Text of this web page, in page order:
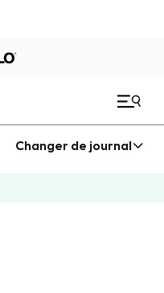
Changer de journal